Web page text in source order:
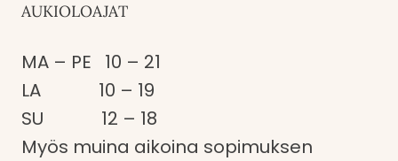
AUKIOLOAJAT
MA – PE 10 – 21
LA 10 – 19
SU 12 – 18
Myös muina aikoina sopimuksen